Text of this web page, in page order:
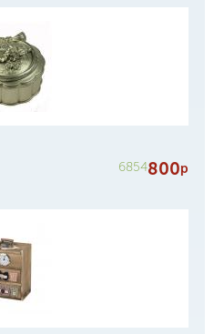
6854800р